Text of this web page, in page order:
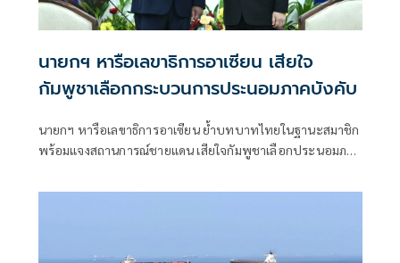
นายกฯ หารือเลขาธิการอาเซียน เสียใจ
กัมพูชาเลือกกระบวนการประนอมภาคบังคับ
นายกฯ หารือเลขาธิการอาเซียน ย้ำบทบาทไทยในฐานะสมาชิก
พร้อมแจงสถานการณ์ชายแดน เสียใจกัมพูชาเลือกประนอมภาค